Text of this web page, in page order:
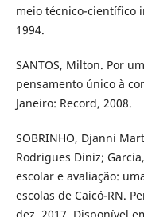
meio técnico-científico
1994.
SANTOS, Milton. Por
pensamento único à
Janeiro: Record, 2008.
SOBRINHO, Djanní
Rodrigues Diniz;
escolar e avaliação:
escolas de Caicó-RN.